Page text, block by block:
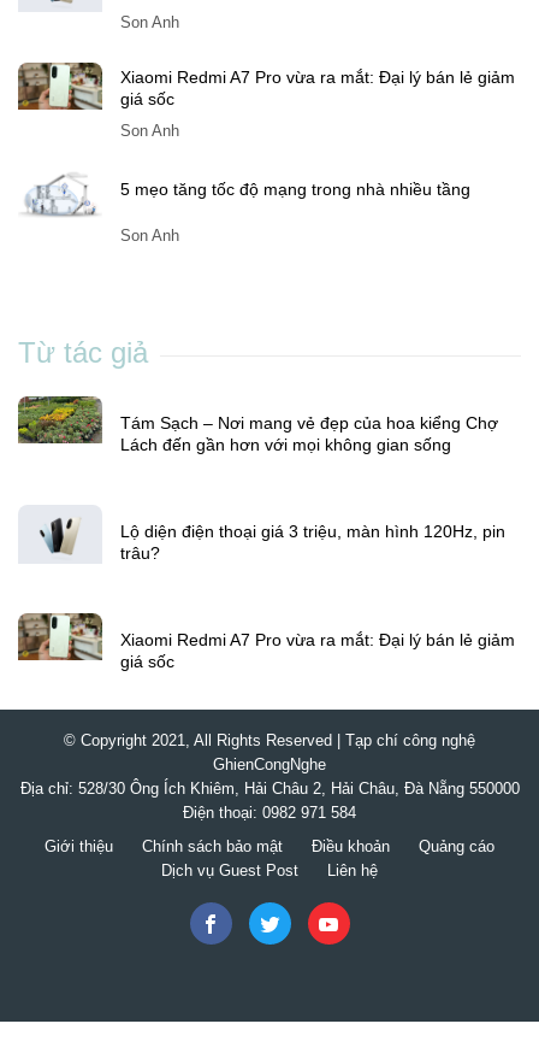
Son Anh
Xiaomi Redmi A7 Pro vừa ra mắt: Đại lý bán lẻ giảm
giá sốc
Son Anh
5 mẹo tăng tốc độ mạng trong nhà nhiều tầng
Son Anh
Từ tác giả
Tám Sạch – Nơi mang vẻ đẹp của hoa kiểng Chợ
Lách đến gần hơn với mọi không gian sống
Lộ diện điện thoại giá 3 triệu, màn hình 120Hz, pin
trâu?
Xiaomi Redmi A7 Pro vừa ra mắt: Đại lý bán lẻ giảm
giá sốc
© Copyright 2021, All Rights Reserved | Tạp chí công nghệ
GhienCongNghe
Địa chỉ: 528/30 Ông Ích Khiêm, Hải Châu 2, Hải Châu, Đà Nẵng 550000
Điện thoại: 0982 971 584
Giới thiệu
Chính sách bảo mật Điều khoản
Quảng cáo
Dịch vụ Guest Post
Liên hệ